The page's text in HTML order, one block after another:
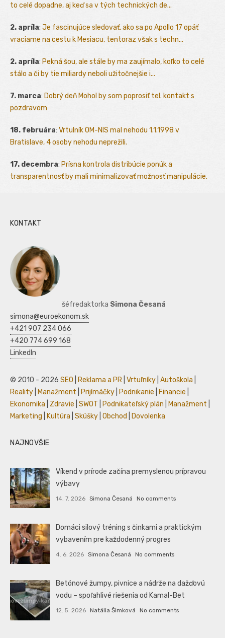
to celé dopadne, aj keď sa v tých technických de...
2. apríla: Je fascinujúce sledovať, ako sa po Apollo 17 opäť
vraciame na cestu k Mesiacu, tentoraz však s techn...
2. apríla: Pekná šou, ale stále by ma zaujímalo, koľko to celé
stálo a či by tie miliardy neboli užitočnejšie i...
7. marca: Dobrý deň Mohol by som poprosiť tel. kontakt s
pozdravom
18. februára: Vrtulník OM-NIS mal nehodu 1.1.1998 v
Bratislave, 4 osoby nehodu neprežili.
17. decembra: Prísna kontrola distribúcie ponúk a
transparentnosť by mali minimalizovať možnosť manipulácie.
KONTAKT
šéfredaktorka Simona Česaná
simona@euroekonom.sk
+421 907 234 066
+420 774 699 168
LinkedIn
© 2010 - 2026 SEO Reklama a PR Vrtuľníky Autoškola
Reality
Manažment Prijímáčky Podnikanie Financie
Ekonomika
Zdravie SWOT Podnikateľský plán Manažment
Marketing
Kultúra Skúšky Obchod Dovolenka
NAJNOVŠIE
Víkend v prírode začína premyslenou prípravou
výbavy
14. 7. 2026 Simona Česaná No comments
Domáci silový tréning s činkami a praktickým
vybavením pre každodenný progres
4. 6. 2026 Simona Česaná No comments
Betónové žumpy, pivnice a nádrže na dažďovú
vodu – spoľahlivé riešenia od Kamal-Bet
12. 5. 2026 Natália Šimková No comments